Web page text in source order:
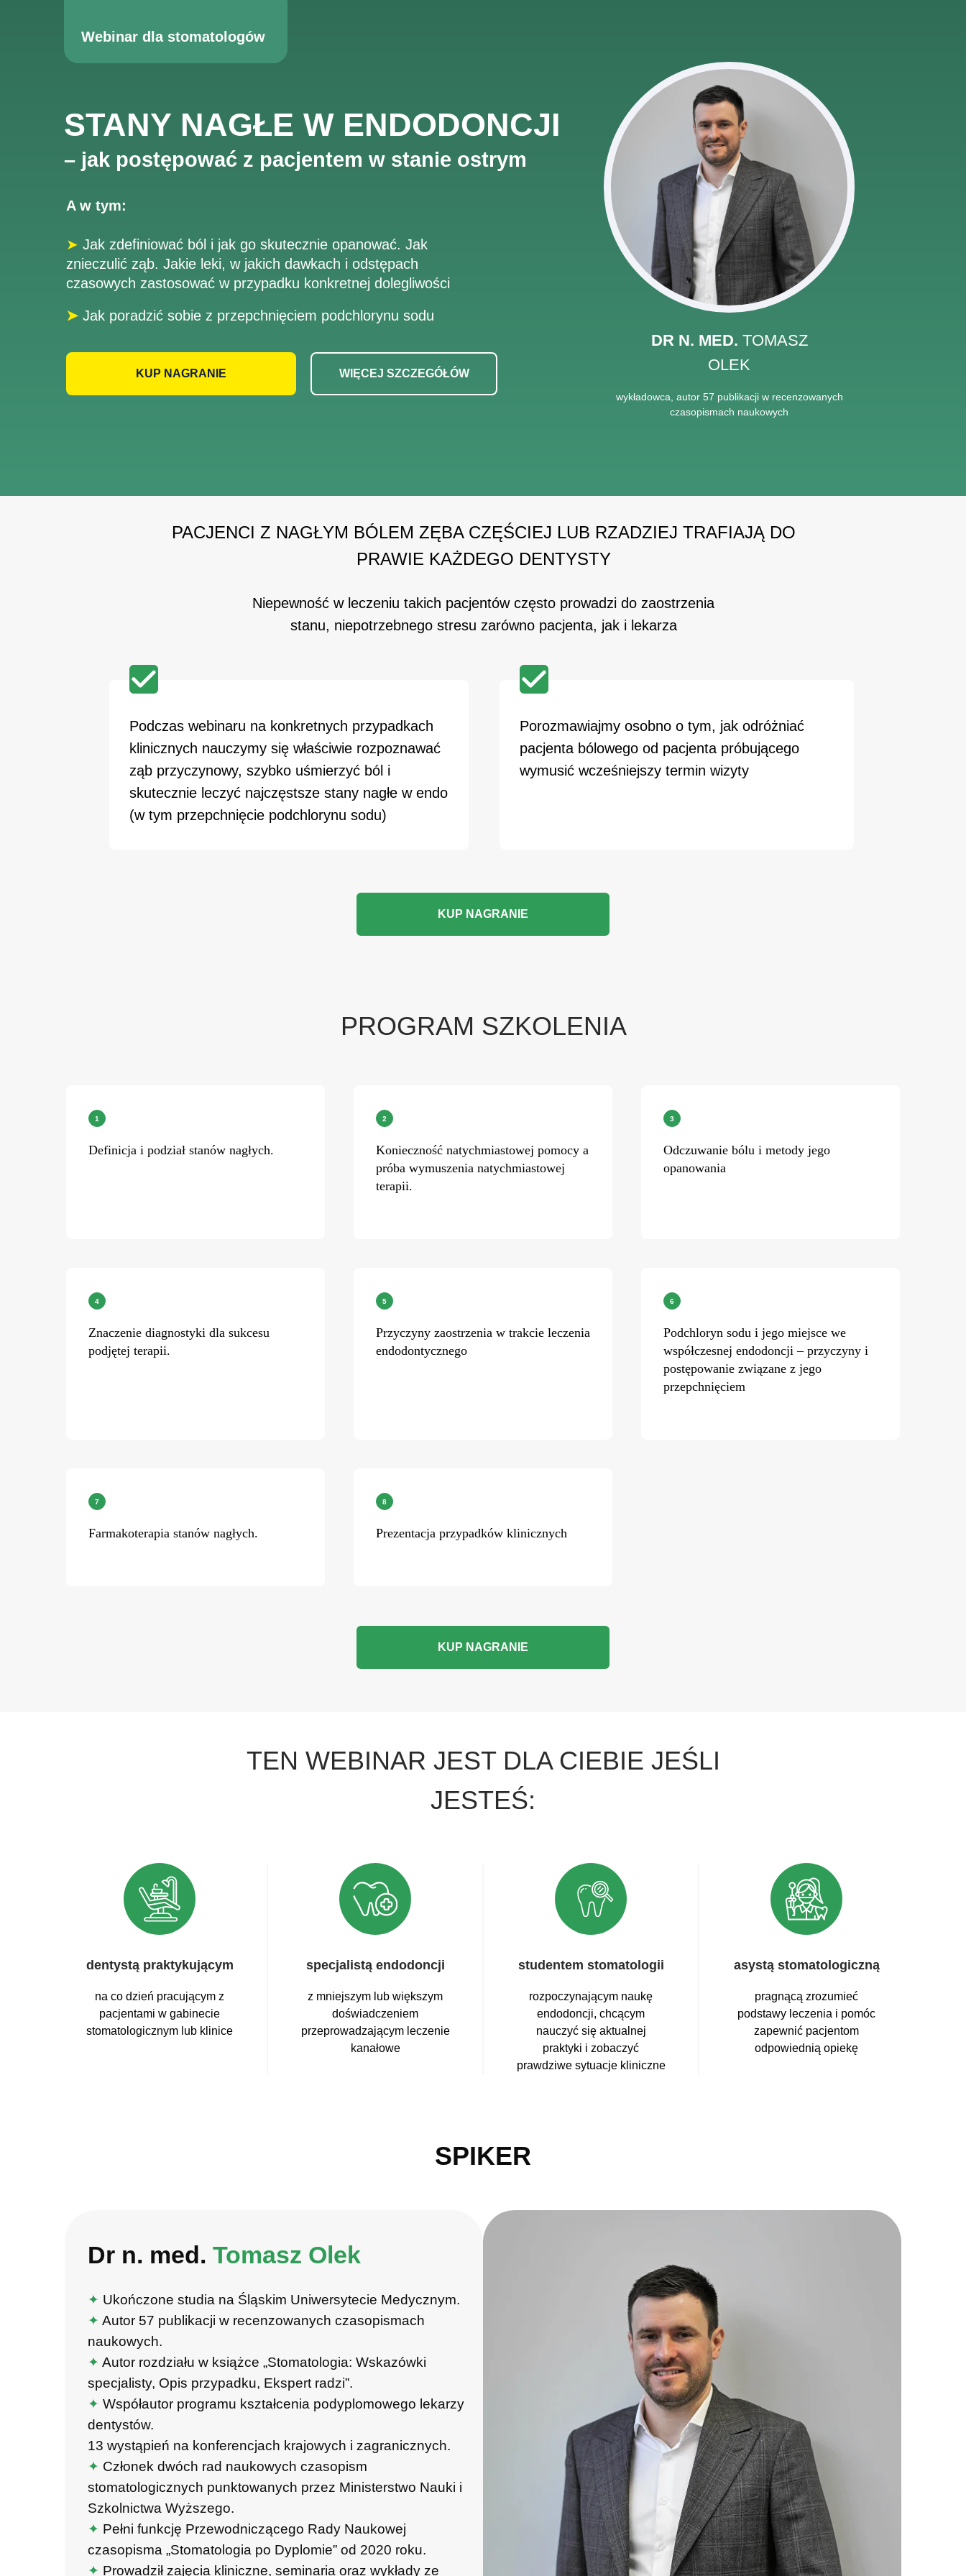
STANY NAGŁE W ENDODONCJI
A w tym:
➤ Jak zdefiniować ból i jak go skutecznie opanować. Jak
znieczulić ząb. Jakie leki, w jakich dawkach i odstępach
czasowych zastosować w przypadku konkretnej dolegliwości
Webinar dla stomatologów
KUP NAGRANIE WIĘCEJ SZCZEGÓŁÓW
➤ Jak poradzić sobie z przepchnięciem podchlorynu sodu
– jak postępować z pacjentem w stanie ostrym
DR N. MED. TOMASZ
OLEK
wykładowca, autor 57 publikacji w recenzowanych
czasopismach naukowych
PACJENCI Z NAGŁYM BÓLEM ZĘBA CZĘŚCIEJ LUB RZADZIEJ TRAFIAJĄ DO
PRAWIE KAŻDEGO DENTYSTY
Niepewność w leczeniu takich pacjentów często prowadzi do zaostrzenia
stanu, niepotrzebnego stresu zarówno pacjenta, jak i lekarza
Podczas webinaru na konkretnych przypadkach
klinicznych nauczymy się właściwie rozpoznawać
ząb przyczynowy, szybko uśmierzyć ból i
skutecznie leczyć najczęstsze stany nagłe w endo
(w tym przepchnięcie podchlorynu sodu)
Porozmawiajmy osobno o tym, jak odróżniać
pacjenta bólowego od pacjenta próbującego
wymusić wcześniejszy termin wizyty
KUP NAGRANIE
PROGRAM SZKOLENIA
Definicja i podział stanów nagłych.
Konieczność natychmiastowej pomocy a
próba wymuszenia natychmiastowej
terapii.
Odczuwanie bólu i metody jego
opanowania
Znaczenie diagnostyki dla sukcesu
podjętej terapii.
Przyczyny zaostrzenia w trakcie leczenia
endodontycznego
Podchloryn sodu i jego miejsce we
współczesnej endodoncji – przyczyny i
postępowanie związane z jego
przepchnięciem
Farmakoterapia stanów nagłych. Prezentacja przypadków klinicznych
KUP NAGRANIE
TEN WEBINAR JEST DLA CIEBIE JEŚLI
JESTEŚ:
dentystą praktykującym
na co dzień pracującym z
pacjentami w gabinecie
stomatologicznym lub klinice
specjalistą endodoncji
z mniejszym lub większym
doświadczeniem
przeprowadzającym leczenie
kanałowe
studentem stomatologii
rozpoczynającym naukę
endodoncji, chcącym
nauczyć się aktualnej
praktyki i zobaczyć
prawdziwe sytuacje kliniczne
asystą stomatologiczną
pragnącą zrozumieć
podstawy leczenia i pomóc
zapewnić pacjentom
odpowiednią opiekę
✦ Ukończone studia na Śląskim Uniwersytecie Medycznym.
✦ Autor 57 publikacji w recenzowanych czasopismach
naukowych.
✦ Autor rozdziału w książce „Stomatologia: Wskazówki
specjalisty, Opis przypadku, Ekspert radzi”.
✦ Współautor programu kształcenia podyplomowego lekarzy
dentystów.
13 wystąpień na konferencjach krajowych i zagranicznych.
✦ Członek dwóch rad naukowych czasopism
stomatologicznych punktowanych przez Ministerstwo Nauki i
Szkolnictwa Wyższego.
✦ Pełni funkcję Przewodniczącego Rady Naukowej
czasopisma „Stomatologia po Dyplomie” od 2020 roku.
✦ Prowadził zajęcia kliniczne, seminaria oraz wykłady ze
Dr n. med. Tomasz Olek
SPIKER